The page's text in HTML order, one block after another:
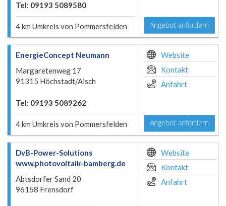
Tel: 09193 5089580
4 km Umkreis von Pommersfelden Angebot anfordern
EnergieConcept Neumann
Margaretenweg 17
91315 Höchstadt/Aisch
Tel: 09193 5089262
4 km Umkreis von Pommersfelden
Website
Kontakt
Anfahrt
Angebot anfordern
DvB-Power-Solutions
www.photovoltaik-bamberg.de
Abtsdorfer Sand 20
96158 Frensdorf
Website
Kontakt
Anfahrt